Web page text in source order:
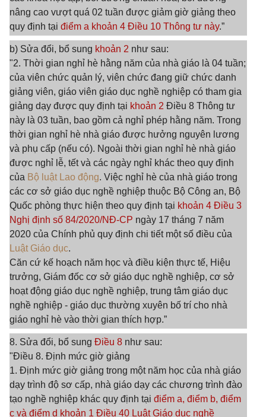
nâng cao vượt quá 02 tuần được giảm giờ giảng theo
quy định tại điểm a khoản 4 Điều 10 Thông tư này.”
b) Sửa đổi, bổ sung khoản 2 như sau:
"2. Thời gian nghỉ hè hằng năm của nhà giáo là 04 tuần;
của viên chức quản lý, viên chức đang giữ chức danh
giảng viên, giáo viên giáo dục nghề nghiệp có tham gia
giảng dạy được quy định tại khoản 2 Điều 8 Thông tư
này là 03 tuần, bao gồm cả nghỉ phép hằng năm. Trong
thời gian nghỉ hè nhà giáo được hưởng nguyên lương
và phụ cấp (nếu có). Ngoài thời gian nghỉ hè nhà giáo
được nghỉ lễ, tết và các ngày nghỉ khác theo quy định
của Bộ luật Lao động. Việc nghỉ hè của nhà giáo trong
các cơ sở giáo dục nghề nghiệp thuộc Bộ Công an, Bộ
Quốc phòng thực hiện theo quy định tại khoản 4 Điều 3
Nghị định số 84/2020/NĐ-CP ngày 17 tháng 7 năm
2020 của Chính phủ quy định chi tiết một số điều của
Luật Giáo dục.
Căn cứ kế hoạch năm học và điều kiện thực tế, Hiệu
trưởng, Giám đốc cơ sở giáo dục nghề nghiệp, cơ sở
hoạt động giáo dục nghề nghiệp, trung tâm giáo dục
nghề nghiệp - giáo dục thường xuyên bố trí cho nhà
giáo nghỉ hè vào thời gian thích hợp.”
8. Sửa đổi, bổ sung Điều 8 như sau:
"Điều 8. Định mức giờ giảng
1. Định mức giờ giảng trong một năm học của nhà giáo
dạy trình độ sơ cấp, nhà giáo dạy các chương trình đào
tạo nghề nghiệp khác quy định tại điểm a, điểm b, điểm
c và điểm d khoản 1 Điều 40 Luật Giáo dục nghề